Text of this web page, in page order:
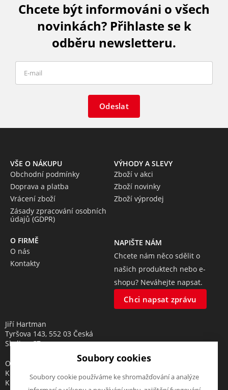
Chcete být informováni o všech
novinkách? Přihlaste se k
odběru newsletteru.
Odeslat
VŠE O NÁKUPU
Obchodní podmínky
Doprava a platba
Vrácení zboží
Zásady zpracování osobních
údajů (GDPR)
VÝHODY A SLEVY
Zboží v akci
Zboží novinky
Zboží výprodej
O FIRMĚ
O nás
Kontakty
NAPIŠTE NÁM
Chcete nám něco sdělit o
našich produktech nebo e-
shopu? Neváhejte napsat.
Chci napsat zprávu
Jiří Hartman
Tyršova 143, 552 03 Česká
Skalice, CZ
Obchodní rejstřík vedený u
Krajského soudu v Hradci
Králové, oddíl A, vložka 18553
Soubory cookies
Soubory cookie používáme ke shromažďování a analýze